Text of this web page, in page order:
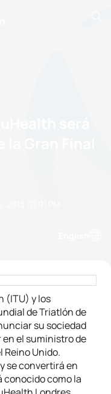
(ITU) y los
de Triatlón de
su sociedad
el suministro de
Reino Unido.
se convertirá en
conocido como la